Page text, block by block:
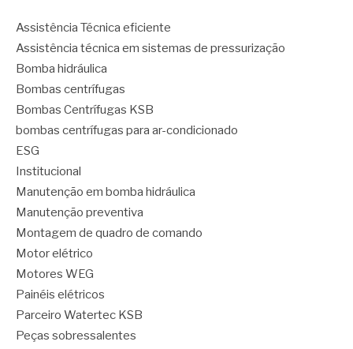
Assistência Técnica eficiente
Assistência técnica em sistemas de pressurização
Bomba hidráulica
Bombas centrífugas
Bombas Centrífugas KSB
bombas centrífugas para ar-condicionado
ESG
Institucional
Manutenção em bomba hidráulica
Manutenção preventiva
Montagem de quadro de comando
Motor elétrico
Motores WEG
Painéis elétricos
Parceiro Watertec KSB
Peças sobressalentes